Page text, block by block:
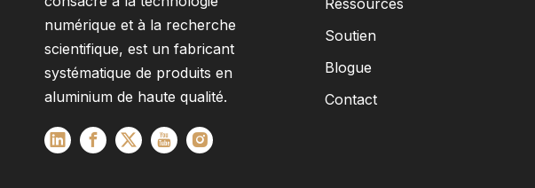
numérique et à la recherche
scientifique, est un fabricant
systématique de produits en
aluminium de haute qualité.
Ressources
Soutien
Blogue
Contact